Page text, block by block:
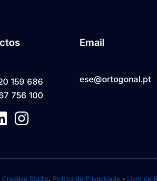
159 686
756 100
Email
ese@ortogonal.pt
Creative Studio. Política de Privacidade - Livro de